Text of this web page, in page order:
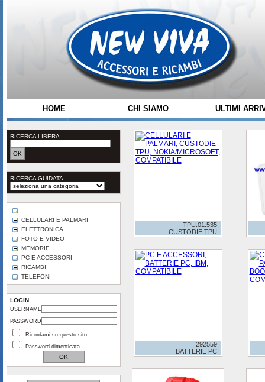
HOME CHI SIAMO ULTIMI
RICERCA LIBERA
RICERCA GUIDATA
CELLULARI E PALMARI
ELETTRONICA
FOTO E VIDEO
MEMORIE
PC E ACCESSORI
RICAMBI
TELEFONI
LOGIN
USERNAME
PASSWORD
Ricordami su questo sito
Password dimenticata
TPU.01.535
CUSTODIE TPU
292559
BATTERIE PC